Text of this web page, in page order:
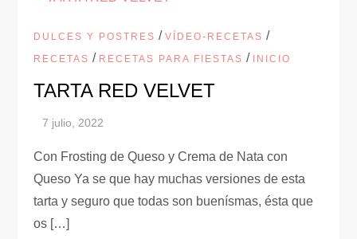
DULCES Y POSTRES /VÍDEO-RECETAS /
RECETAS / RECETAS PARA FIESTAS / INICIO
TARTA RED VELVET
Con Frosting de Queso y Crema de Nata con
Queso Ya se que hay muchas versiones de esta
tarta y seguro que todas son buenísmas, ésta que
os […]